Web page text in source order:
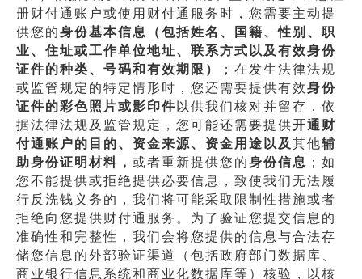
册财付通账户或使用财付通服务时，您需要主动提
供您的身份基本信息（包括姓名、国籍、性别、职
业、住址或工作单位地址、联系方式以及有效身份
证件的种类、号码和有效期限）
；在发生法律法规
或监管规定的特定情形时，您还需要提供有效身份
证件的彩色照片或影印件以供我们核对并留存，依
据法律法规及监管规定，您可能还需要提供开通财
付通账户的目的、资金来源、资金用途以及其他辅
助身份证明材料， 或者重新提供您的身份信息 ；如
您不能提供或拒绝提供必要信息，致使我们无法履
行反洗钱义务的，我们将可能采取限制性措施或者
拒绝向您提供财付通服务。为了验证您提交信息的
准确性和完整性，我们会将您提供的信息与合法存
储您信息的外部验证渠道（包括政府部门数据库、
商业银行信息系统和商业化数据库等）核验，以核